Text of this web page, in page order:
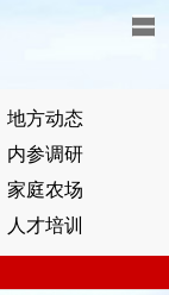
地方动态
内参调研
家庭农场
人才培训